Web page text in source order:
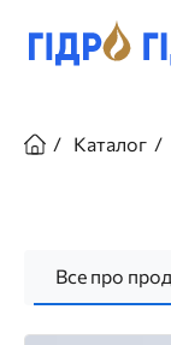
основного
навіґації
Каталог
Все про